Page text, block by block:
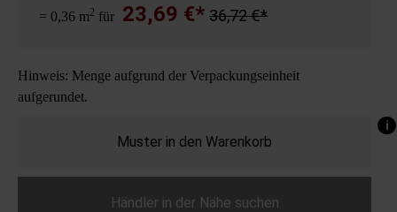
= 0,36 m2 für 23,69 €* 36,72 €*
Hinweis: Menge aufgrund der Verpackungseinheit
aufgerundet.
Muster in den Warenkorb
i
Händler in der Nähe suchen